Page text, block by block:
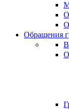
Обращения